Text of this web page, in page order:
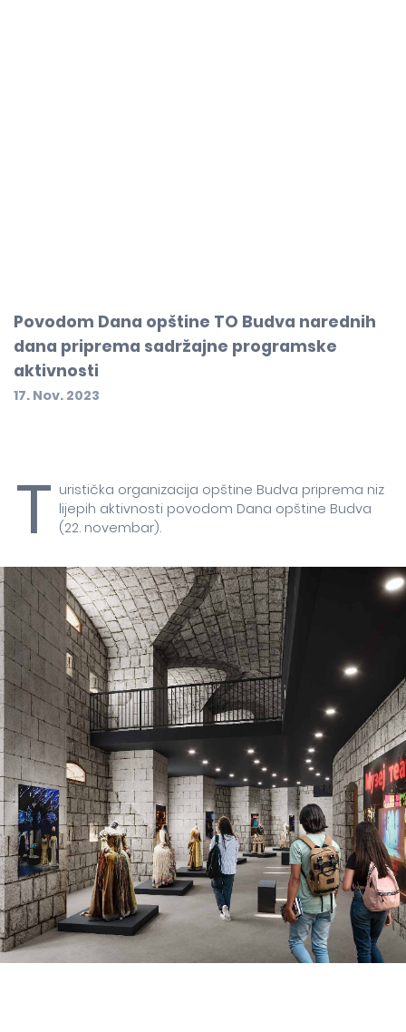
Povodom Dana opštine TO Budva narednih
dana priprema sadržajne programske
aktivnosti
17. Nov. 2023
T uristička organizacija opštine Budva priprema niz
lijepih aktivnosti povodom Dana opštine Budva
(22. novembar).